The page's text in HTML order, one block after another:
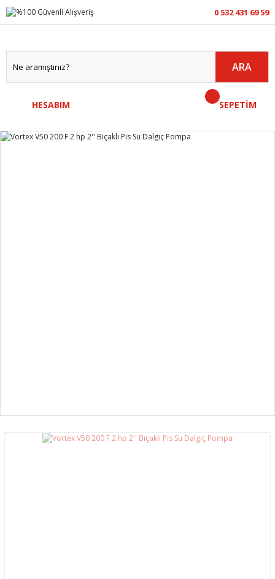
0 532 431 69 59
ARA
HESABIM SEPETİM